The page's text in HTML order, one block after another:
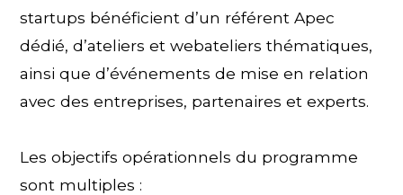
startups bénéficient d’un référent Apec
dédié, d’ateliers et webateliers thématiques,
ainsi que d’événements de mise en relation
avec des entreprises, partenaires et experts.
Les objectifs opérationnels du programme
sont multiples :